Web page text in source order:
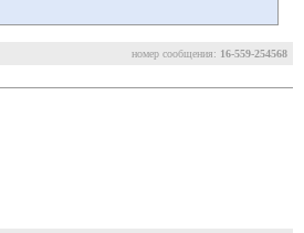
номер сообщения: 16-559-254568